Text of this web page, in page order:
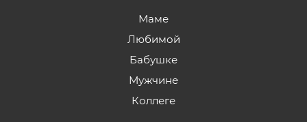
Маме
Любимой
Бабушке
Мужчине
Коллеге